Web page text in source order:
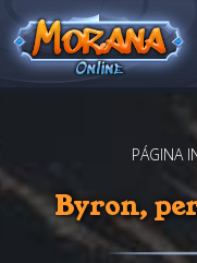
PÁGINA
Byron,